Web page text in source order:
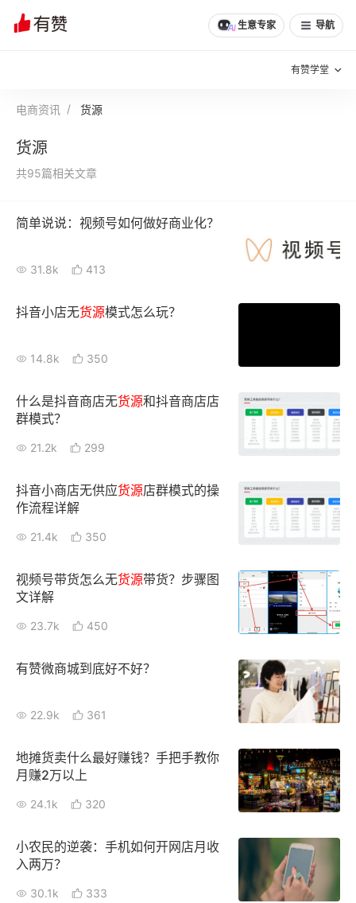
生意专家 导航
有赞学堂
私域日历
有赞成功案例 新零售最佳实践
面对面聊增长
有赞春季发布会 实干家直播间
AllValue 战略合作
增长产品指南
智库 产品场景库
品牌消费观
新零售资讯
培训课程
私域课程
增长俱乐部
增长俱乐部
合作共进
入驻有赞
电商资讯 货源
货源
共95篇相关文章
简单说说：视频号如何做好商业化？
31.8k 413
抖音小店无货源模式怎么玩？
14.8k 350
什么是抖音商店无货源和抖音商店店
群模式？
21.2k 299
抖音小商店无供应货源店群模式的操
作流程详解
21.4k 350
视频号带货怎么无货源带货？步骤图
文详解
23.7k 450
有赞微商城到底好不好？
22.9k 361
地摊货卖什么最好赚钱？手把手教你
月赚2万以上
24.1k 320
小农民的逆袭：手机如何开网店月收
入两万？
30.1k 333